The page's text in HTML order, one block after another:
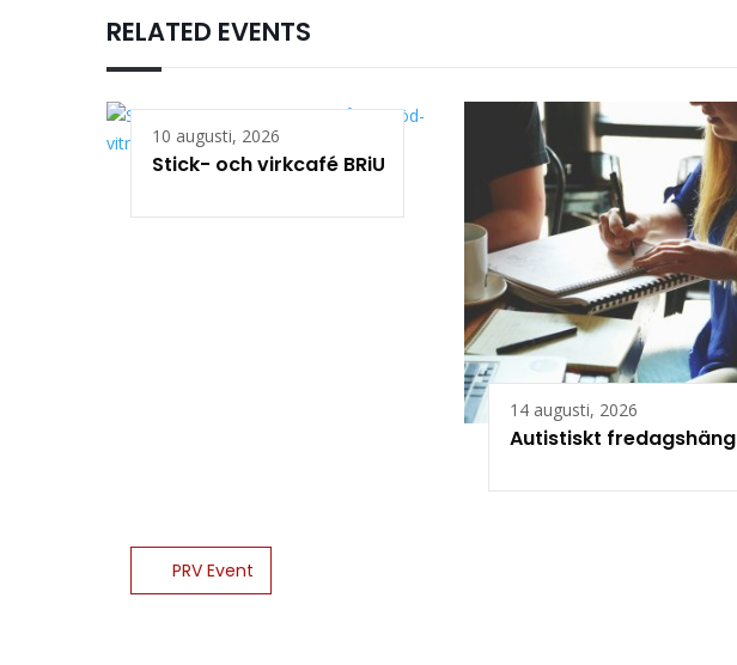
RELATED EVENTS
10 augusti, 2026
Stick- och virkcafé BRiU
14 augusti, 2026
Autistiskt fredagshäng
PRV Event